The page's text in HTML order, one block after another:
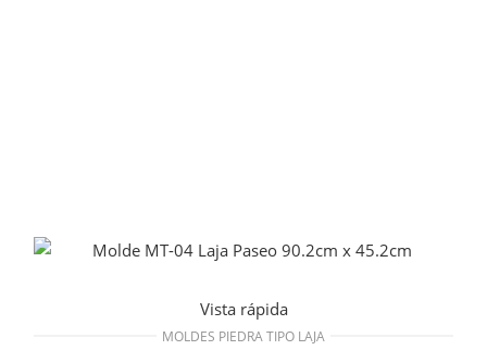
Vista rápida
MOLDES PIEDRA TIPO LAJA